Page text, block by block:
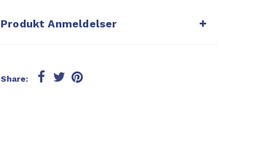
Produkt Anmeldelser
Share: